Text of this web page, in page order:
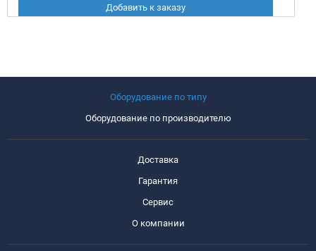
Добавить к заказу
Оборудование по типу
Оборудование по производителю
Доставка
Гарантия
Сервис
О компании